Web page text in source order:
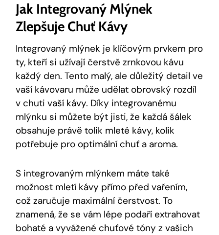
Jak Integrovaný Mlýnek
Zlepšuje Chuť Kávy
Integrovaný mlýnek je klíčovým prvkem pro
ty, kteří si užívají čerstvě zrnkovou kávu
každý den. Tento malý, ale důležitý detail ve
vaší kávovaru může udělat obrovský rozdíl
v chuti vaší kávy. Díky integrovanému
mlýnku si můžete být jisti, že každá šálek
obsahuje právě tolik mleté kávy, kolik
potřebuje pro optimální chuť a aroma.
S integrovaným mlýnkem máte také
možnost mletí kávy přímo před vařením,
což zaručuje maximální čerstvost. To
znamená, že se vám lépe podaří extrahovat
bohaté a vyvážené chuťové tóny z vašich